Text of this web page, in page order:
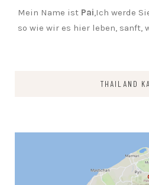
Mein Name ist Pai,Ich werde
so wie wir es hier leben, sanft,
THAILAND